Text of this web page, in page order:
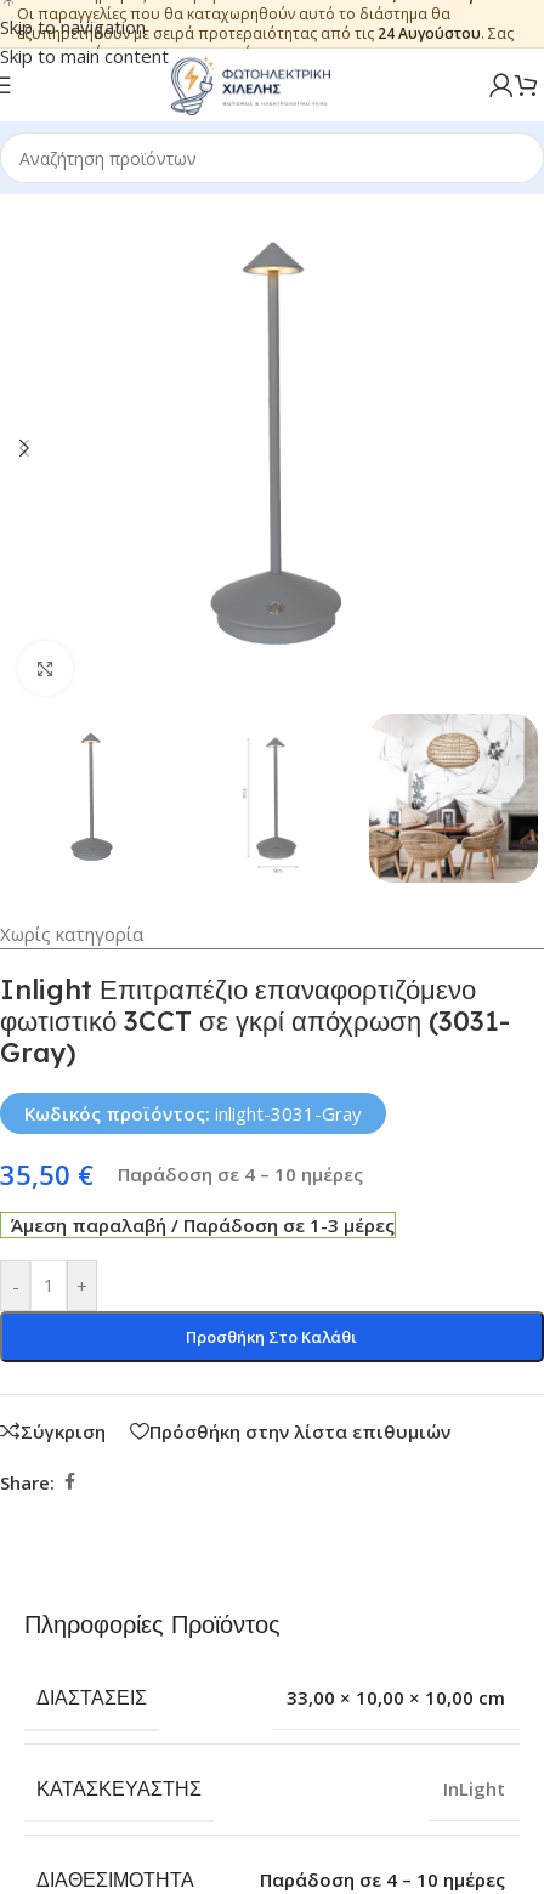
Skip to navigation
Skip to main content
Οι παραγγελίες που θα καταχωρηθούν αυτό το διάστημα θα
εξυπηρετηθούν με σειρά προτεραιότητας από τις 24 Αυγούστου. Σας
ευχαριστούμε για την εμπιστοσύνη.
Χωρίς κατηγορία
Inlight Επιτραπέζιο επαναφορτιζόμενο
φωτιστικό 3CCT σε γκρί απόχρωση (3031-
Gray)
Κωδικός προϊόντος: inlight-3031-Gray
35,50 € Παράδοση σε 4 – 10 ημέρες
Άμεση παραλαβή / Παράδοση σε 1-3 μέρες
- +
Προσθήκη Στο Καλάθι
Σύγκριση Πρόσθήκη στην λίστα επιθυμιών
Share:
Πληροφορίες Προϊόντος
ΔΙΑΣΤΆΣΕΙΣ 33,00 × 10,00 × 10,00 cm
ΚΑΤΑΣΚΕΥΑΣΤΉΣ InLight
ΔΙΑΘΕΣΙΜΌΤΗΤΑ Παράδοση σε 4 – 10 ημέρες